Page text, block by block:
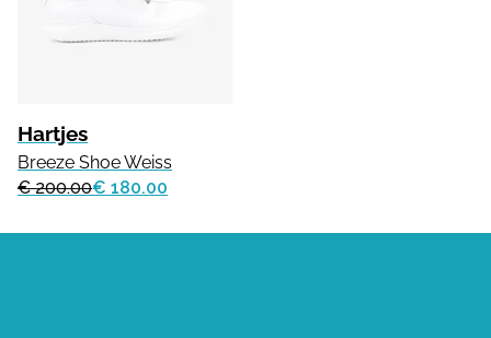
Hartjes
Breeze Shoe Weiss
€ 200.00€ 180.00